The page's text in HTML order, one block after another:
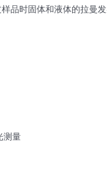
品时固体和液体的拉曼
测量